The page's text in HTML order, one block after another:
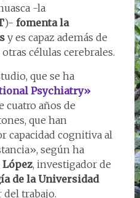
-la
)- fomenta la
y es capaz además de
células cerebrales.
que se ha
Psychiatry»
cuatro años de
que han
capacidad cognitiva al
según ha
López, investigador de
de la Universidad
trabajo.